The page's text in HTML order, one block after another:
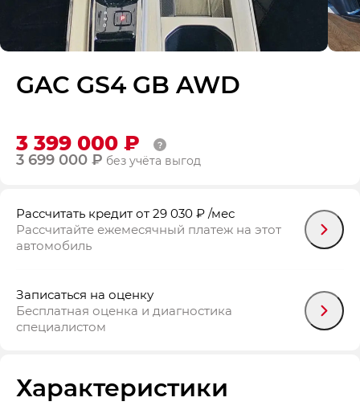
GAC GS4 GB AWD
3 399 000 ₽
3 699 000 ₽ без учёта выгод
Рассчитать кредит от 29 030 ₽ /мес
Рассчитайте ежемесячный платеж на этот
автомобиль
Записаться на оценку
Бесплатная оценка и диагностика
специалистом
Характеристики